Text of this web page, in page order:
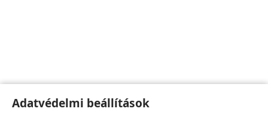
Adatvédelmi beállítások